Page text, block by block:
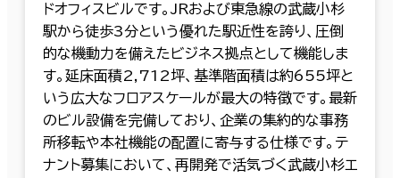
ドオフィスビルです。JRおよび東急線の武蔵小杉
駅から徒歩3分という優れた駅近性を誇り、圧倒
的な機動力を備えたビジネス拠点として機能しま
す。延床面積2,712坪、基準階面積は約655坪と
いう広大なフロアスケールが最大の特徴です。最新
のビル設備を完備しており、企業の集約的な事務
所移転や本社機能の配置に寄与する仕様です。テ
ナント募集において、再開発で活気づく武蔵小杉エ